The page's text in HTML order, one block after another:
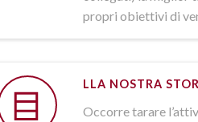
propri obiettivi di
LLA NOSTRA
Occorre tarare